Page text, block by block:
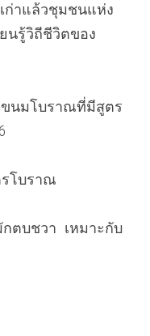
ก่าแล้วชุมชนแห่ง
นรู้วิถีชีวิตของ
นมโบราณที่มีสูตร
รโบราณ
ตบชวา เหมาะกับ